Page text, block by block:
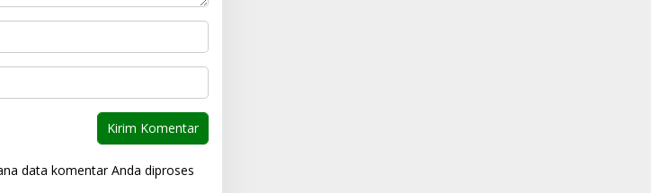
data komentar Anda diproses